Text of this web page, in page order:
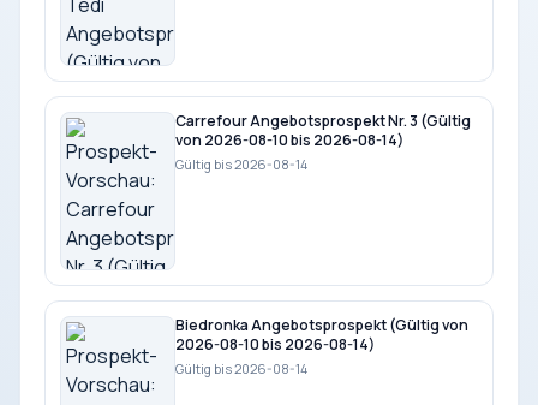
Carrefour Angebotsprospekt Nr. 3 (Gültig
von 2026-08-10 bis 2026-08-14)
Gültig bis 2026-08-14
Biedronka Angebotsprospekt (Gültig von
2026-08-10 bis 2026-08-14)
Gültig bis 2026-08-14